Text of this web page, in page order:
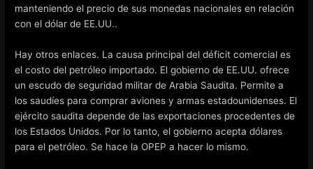
manteniendo el precio de sus monedas nacionales en relación
con el dólar de EE.UU..
Hay otros enlaces. La causa principal del déficit comercial es
el costo del petróleo importado. El gobierno de EE.UU. ofrece
un escudo de seguridad militar de Arabia Saudita. Permite a
los saudíes para comprar aviones y armas estadounidenses. El
ejército saudita depende de las exportaciones procedentes de
los Estados Unidos. Por lo tanto, el gobierno acepta dólares
para el petróleo. Se hace la OPEP a hacer lo mismo.